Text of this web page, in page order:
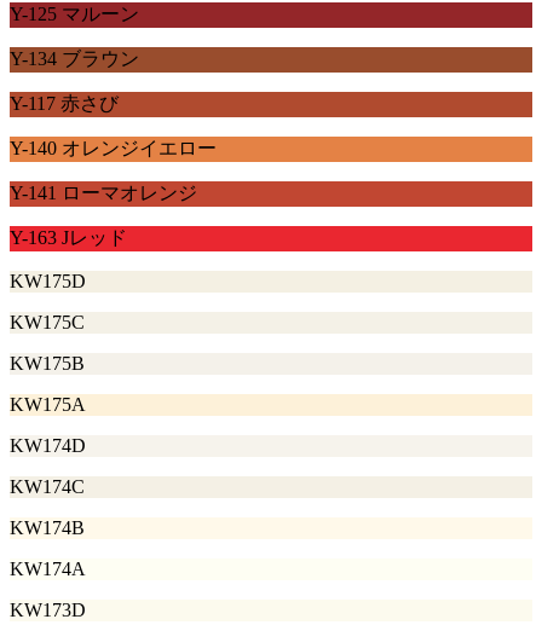
Y-125 マルーン
Y-134 ブラウン
Y-117 赤さび
Y-140 オレンジイエロー
Y-141 ローマオレンジ
Y-163 Jレッド
KW175D
KW175C
KW175B
KW175A
KW174D
KW174C
KW174B
KW174A
KW173D